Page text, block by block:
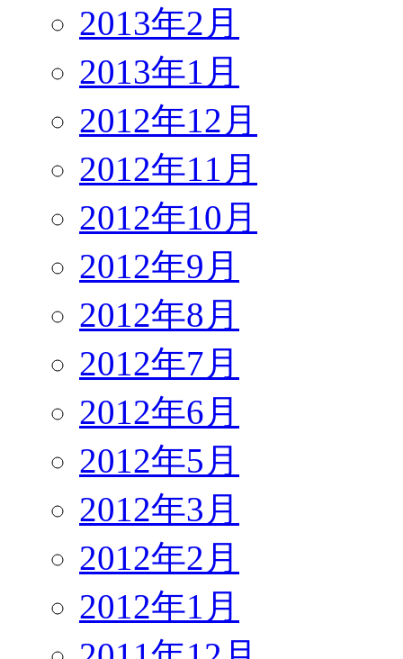
2013年2月
2013年1月
2012年12月
2012年11月
2012年10月
2012年9月
2012年8月
2012年7月
2012年6月
2012年5月
2012年3月
2012年2月
2012年1月